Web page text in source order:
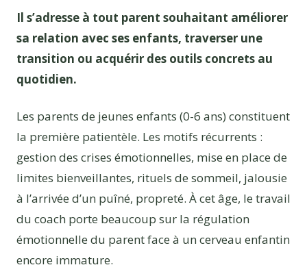
Il s’adresse à tout parent souhaitant améliorer
sa relation avec ses enfants, traverser une
transition ou acquérir des outils concrets au
quotidien.
Les parents de jeunes enfants (0-6 ans) constituent
la première patientèle. Les motifs récurrents :
gestion des crises émotionnelles, mise en place de
limites bienveillantes, rituels de sommeil, jalousie
à l’arrivée d’un puîné, propreté. À cet âge, le travail
du coach porte beaucoup sur la régulation
émotionnelle du parent face à un cerveau enfantin
encore immature.